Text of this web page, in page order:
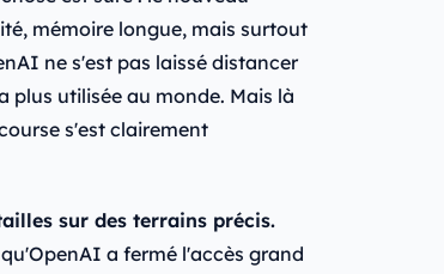
mémoire longue, mais surtout
ne s'est pas laissé distancer
plus utilisée au monde. Mais là
s'est clairement
sur des terrains précis.
a fermé l'accès grand